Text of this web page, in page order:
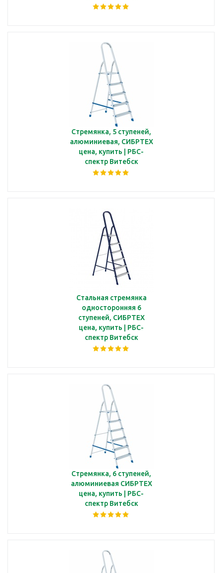
Стремянка, 5 ступеней,
алюминиевая, СИБРТЕХ
цена, купить | РБС-
спектр Витебск
Стальная стремянка
односторонняя 6
ступеней, СИБРТЕХ
цена, купить | РБС-
спектр Витебск
Стремянка, 6 ступеней,
алюминиевая СИБРТЕХ
цена, купить | РБС-
спектр Витебск